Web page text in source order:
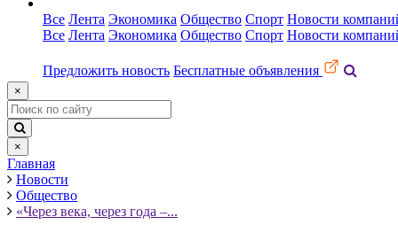
Все Лента Экономика Общество Спорт Новости
Все Лента Экономика Общество Спорт Новости
Предложить новость Бесплатные объявления
×
×
Главная
Новости
Общество
«Через века, через года –...